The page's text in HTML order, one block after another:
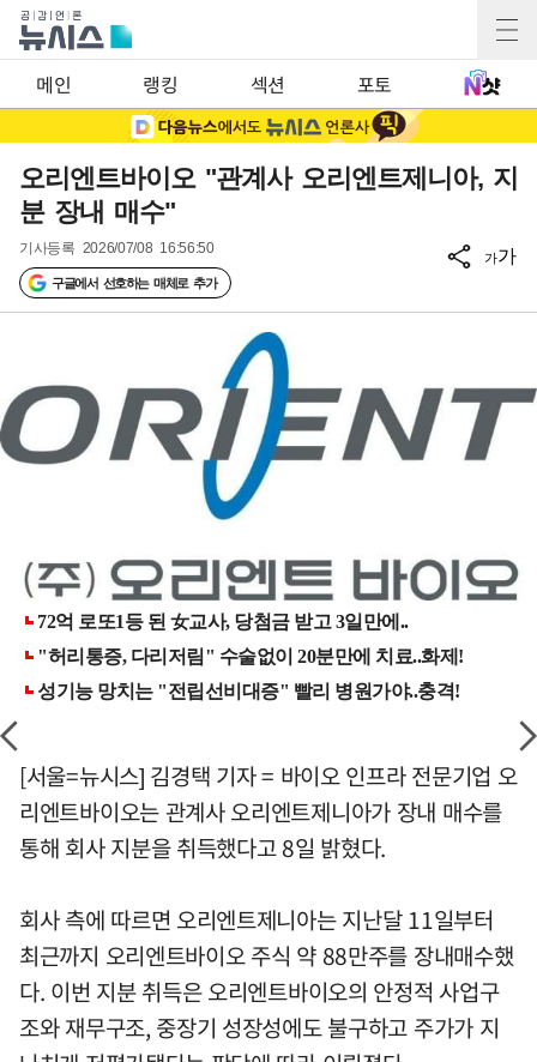
메인 랭킹 섹션 포토
오리엔트바이오 "관계사 오리엔트제니아, 지
분 장내 매수"
기사등록 2026/07/08 16:56:50
구글에서 선호하는 매체로 추가
가가
[서울=뉴시스] 김경택 기자 = 바이오 인프라 전문기업 오
리엔트바이오는 관계사 오리엔트제니아가 장내 매수를
통해 회사 지분을 취득했다고 8일 밝혔다.
회사 측에 따르면 오리엔트제니아는 지난달 11일부터
최근까지 오리엔트바이오 주식 약 88만주를 장내매수했
다. 이번 지분 취득은 오리엔트바이오의 안정적 사업구
조와 재무구조, 중장기 성장성에도 불구하고 주가가 지